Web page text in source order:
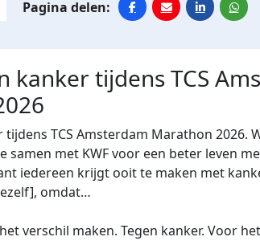
kanker tijdens TCS
TCS Amsterdam Marathon 2026.
samen met KWF voor een beter leven
iedereen krijgt ooit te maken met
omdat…
verschil maken. Tegen kanker. Voor